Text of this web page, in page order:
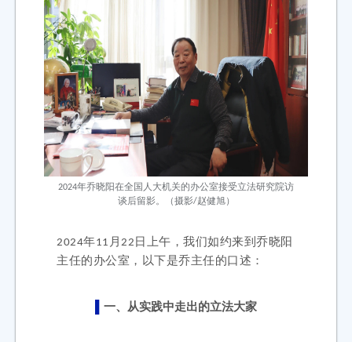
2024年乔晓阳在全国人大机关的办公室接受立法研究院访
谈后留影。（摄影/赵健旭）
2024年11月22日上午，我们如约来到乔晓阳
主任的办公室，以下是乔主任的口述：
▌一、从实践中走出的立法大家